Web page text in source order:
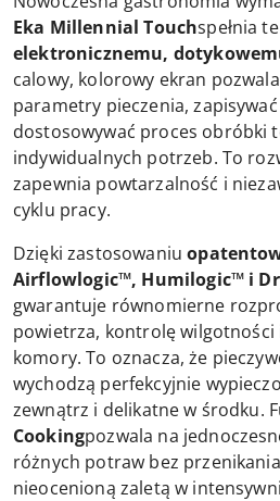
Eka Millennial Touchspełnia
elektronicznemu,
calowy, kolorowy ekran
parametry pieczenia,
dostosowywać proces obróbki
indywidualnych potrzeb. To
zapewnia powtarzalność i
cyklu pracy.
Dzięki zastosowaniu
Airflowlogic™, Humilogic™ i
gwarantuje równomierne
powietrza, kontrolę wilgotności
komory. To oznacza, że
wychodzą perfekcyjnie
zewnątrz i delikatne w środku.
Cookingpozwala na
różnych potraw bez
nieocenioną zaletą w